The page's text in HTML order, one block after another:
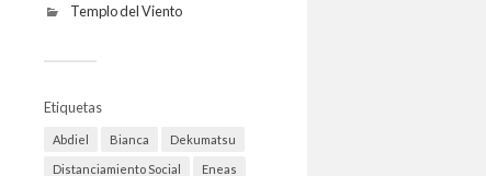
Templo del Viento
Etiquetas
Abdiel Bianca Dekumatsu
Distanciamiento Social Eneas